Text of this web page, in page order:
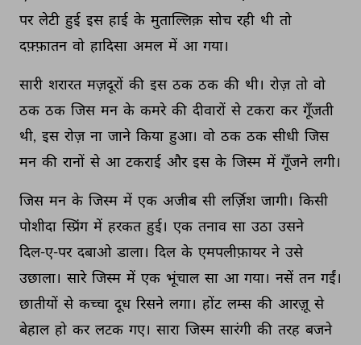
पर लेटी हुई इस हाई के मुताल्लिक़ सोच रही थी तो
दफ़्फ़ातन वो हादिसा अमल में आ गया।
सारी शरारत मज़दूरों की इस ठक ठक की थी। रोज़ तो वो
ठक ठक जिस मन के कमरे की दीवारों से टकरा कर गूँजती
थी, इस रोज़ ना जाने किया हुआ। वो ठक ठक सीधी जिस
मन की रानों से आ टकराई और इस के जिस्म में गूँजने लगी।
जिस मन के जिस्म में एक अजीब सी लर्ज़िश जागी। किसी
पोशीदा स्प्रिंग में हरकत हुई। एक तनाव सा उठा उसने
दिल-ए-पर दबाओ डाला। दिल के एमपलीफ़ायर ने उसे
उछाला। सारे जिस्म में एक भूंचाल सा आ गया। नसें तन गईं।
छातीयों से कच्चा दूध रिसने लगा। होंट लम्स की आरज़ू से
बेहाल हो कर लटक गए। सारा जिस्म सारंगी की तरह बजने